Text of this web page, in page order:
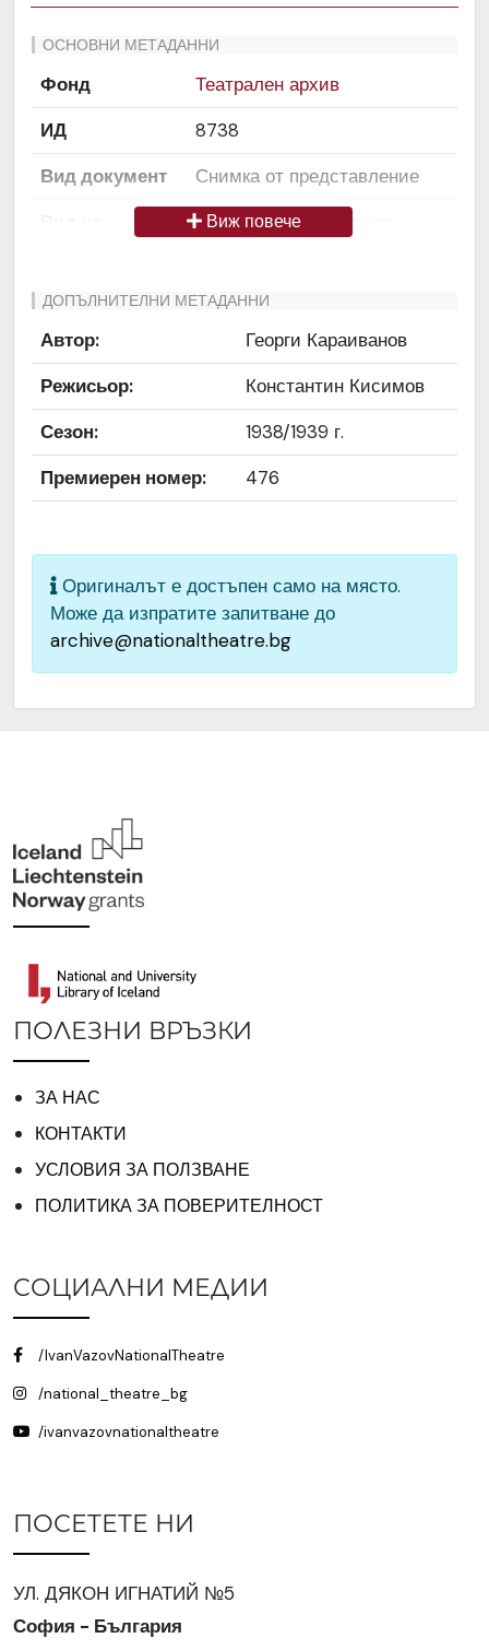
ОСНОВНИ МЕТАДАННИ
Фонд
Театрален архив
ИД
8738
Вид документ
Снимка от представление
Снимка / изображение
Език на
Български
Права за
ползване
Да се цитира източник:
„Художествен архив НТ
„Иван Вазов“
Предоставяща
страна
България
изображението
Институция
Народен театър „Иван
Вазов“, гр. София, България
Виж повече
ДОПЪЛНИТЕЛНИ МЕТАДАННИ
Автор:
Георги Караиванов
Режисьор:
Константин Кисимов
Сезон:
1938/1939 г.
Премиерен номер:
476
Оригиналът е достъпен само на място.
Може да изпратите запитване до
archive@nationaltheatre.bg
ПОЛЕЗНИ ВРЪЗКИ
ЗА НАС
КОНТАКТИ
УСЛОВИЯ ЗА ПОЛЗВАНЕ
ПОЛИТИКА ЗА ПОВЕРИТЕЛНОСТ
СОЦИАЛНИ МЕДИИ
/IvanVazovNationalTheatre
/national_theatre_bg
/ivanvazovnationaltheatre
ПОСЕТЕТЕ НИ
УЛ. ДЯКОН ИГНАТИЙ №5
София - България